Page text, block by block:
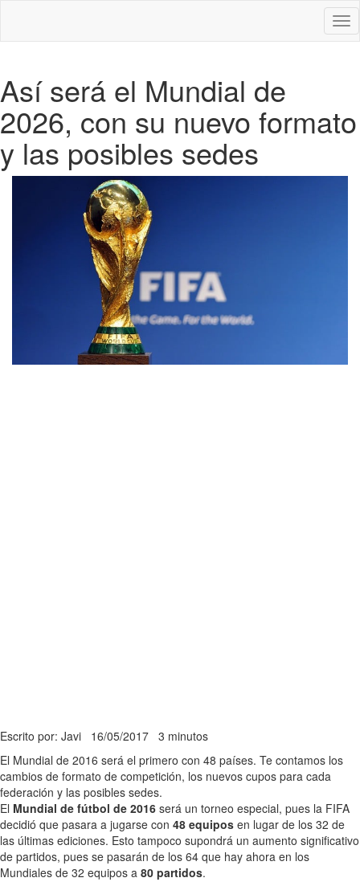
Así será el Mundial de
2026, con su nuevo formato
y las posibles sedes
Escrito por: Javi 16/05/2017 3 minutos
El Mundial de 2016 será el primero con 48 países. Te contamos los
cambios de formato de competición, los nuevos cupos para cada
federación y las posibles sedes.
El Mundial de fútbol de 2016 será un torneo especial, pues la FIFA
decidió que pasara a jugarse con 48 equipos en lugar de los 32 de
las últimas ediciones. Esto tampoco supondrá un aumento significativo
de partidos, pues se pasarán de los 64 que hay ahora en los
Mundiales de 32 equipos a 80 partidos.